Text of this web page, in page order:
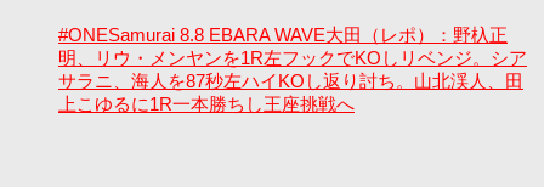
#ONESamurai 8.8 EBARA WAVE大田（レポ）：野杁正
明、リウ・メンヤンを1R左フックでKOしリベンジ。シア
サラニ、海人を87秒左ハイKOし返り討ち。山北渓人、田
上こゆるに1R一本勝ちし王座挑戦へ